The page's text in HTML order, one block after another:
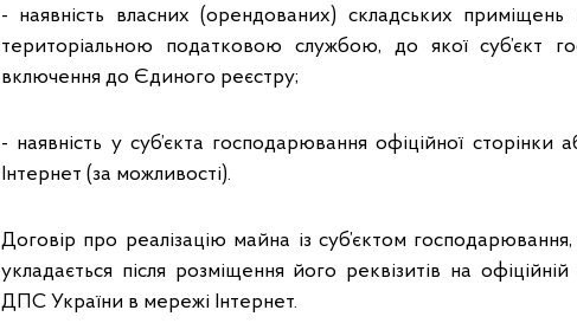
- наявність власних (орендованих) складських
територіальною податковою службою, до якої суб’єкт
включення до Єдиного реєстру;
- наявність у суб’єкта господарювання офіційної
Інтернет (за можливості).
Договір про реалізацію майна із суб’єктом
укладається після розміщення його реквізитів на
ДПС України в мережі Інтернет.